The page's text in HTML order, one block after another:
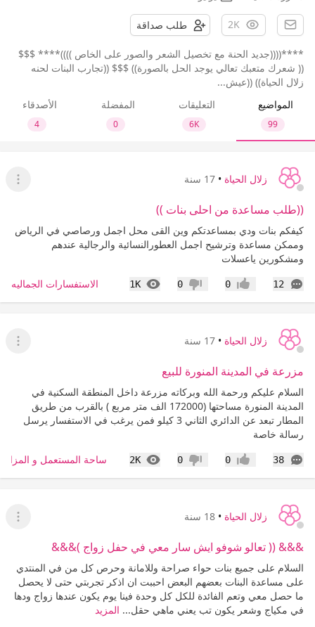
2K طلب صداقة
****((((جديد الحنة مع تخصيل الشعر والصور على الخاص ))))**** $$$
(( شعرك متعبك تعالي يوجد الحل بالصورة)) $$$ ((تجارب البنات لحنه
زلال الحياة)) ((عيش...
المواضيع
99
التعليقات
6K
المفضلة
0
الأصدقاء
4
زلال الحياة • 17 سنة
عرض
((طلب مساعدة من احلى بنات ))
كيفكم بنات ودي بمساعدتكم وين القى محل اجمل ورصاصي في الرياض
وممكن مساعدة وترشيح اجمل العطورالنسائية والرجالية عندهم
ومشكورين ياعسلات
12
التعليقات إعجاب0 عدم إعجاب
0
1K
المشاهدات الاستفسارات الجماليه
زلال الحياة • 17 سنة
عرض
مزرعة في المدينة المنورة للبيع
السلام عليكم ورحمة الله وبركاته مزرعة داخل المنطقة السكنية في
المدينة المنورة مساحتها (172000 الف متر مربع ) بالقرب من طريق
المطار تبعد عن الدائري الثاني 3 كيلو فمن يرغب في الاستفسار يرسل
رسالة خاصة
38
التعليقات إعجاب0 عدم إعجاب
0
2K
المشاهدات ساحة المستعمل و المزاد
زلال الحياة • 18 سنة
عرض
&&& (( تعالو شوفو ايش سار معي في حفل زواج )&&&
السلام على جميع بنات حواء صراحة وللامانة وحرص كل من في المنتدي
على مساعدة البنات بعضهم البعض احببت ان اذكر تجربتي حتى لا يحصل
ما حصل معي وتعم الفائدة للكل كل وحدة فينا يوم يكون عندها زواج ودها
في مكياج وشعر يكون تب يعني ماهي حقل... المزيد